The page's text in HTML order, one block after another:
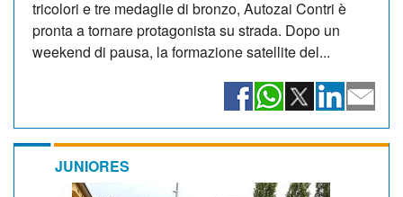
tricolori e tre medaglie di bronzo, Autozai Contri è
pronta a tornare protagonista su strada. Dopo un
weekend di pausa, la formazione satellite del...
JUNIORES